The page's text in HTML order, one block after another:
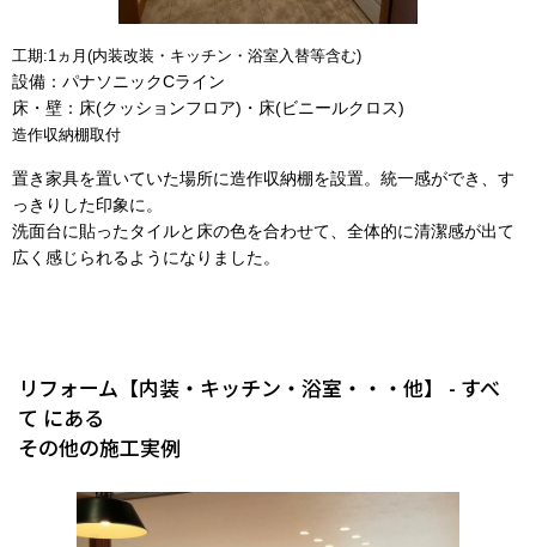
工期:1ヵ月(内装改装・キッチン・浴室入替等含む)
設備：パナソニックCライン
床・壁：床(クッションフロア)・床(ビニールクロス)
造作収納棚取付
置き家具を置いていた場所に造作収納棚を設置。統一感ができ、す
っきりした印象に。
洗面台に貼ったタイルと床の色を合わせて、全体的に清潔感が出て
広く感じられるようになりました。
リフォーム【内装・キッチン・浴室・・・他】 - すべ
て にある
その他の施工実例